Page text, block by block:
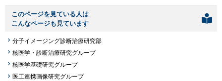
このページを見ている人は
こんなページも見ています
分子イメージング診断治療研究部
核医学・診断治療研究グループ
核医学基礎研究グループ
医工連携画像研究グループ